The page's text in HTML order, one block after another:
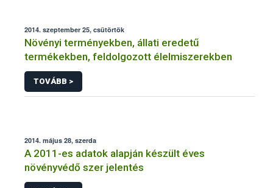
2014. szeptember 25, csütörtök
Növényi terményekben, állati eredetű
termékekben, feldolgozott élelmiszerekben
TOVÁBB >
2014. május 28, szerda
A 2011-es adatok alapján készült éves
növényvédő szer jelentés